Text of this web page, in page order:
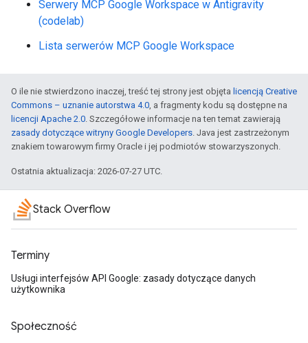
Serwery MCP Google Workspace w Antigravity
(codelab)
Lista serwerów MCP Google Workspace
O ile nie stwierdzono inaczej, treść tej strony jest objęta licencją Creative
Commons – uznanie autorstwa 4.0, a fragmenty kodu są dostępne na
licencji Apache 2.0. Szczegółowe informacje na ten temat zawierają
zasady dotyczące witryny Google Developers. Java jest zastrzeżonym
znakiem towarowym firmy Oracle i jej podmiotów stowarzyszonych.
Ostatnia aktualizacja: 2026-07-27 UTC.
Stack Overflow
Terminy
Usługi interfejsów API Google: zasady dotyczące danych
użytkownika
Społeczność